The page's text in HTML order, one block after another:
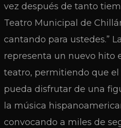
vez después de tanto
Teatro Municipal de
cantando para ustedes.”
representa un nuevo hito
teatro, permitiendo que
pueda disfrutar de una
la música
convocando a miles de